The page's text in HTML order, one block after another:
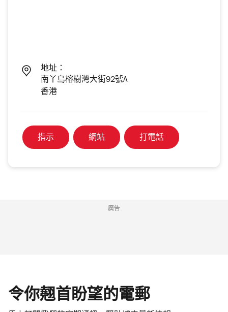
地址：
南丫島榕樹灣大街92號A
香港
指示 網站 打電話
廣告
令你翹首盼望的電郵